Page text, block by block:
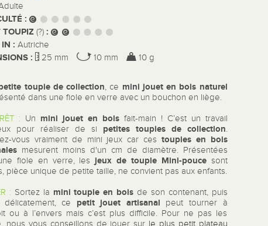
:
TOUPIZ(?) :
IN :Autriche
: 25 mm 10 mm 10 g
toupie de collection, ce mini jouet en bois naturel
dans une fiole en verre avec un bouchon en liège.
: Un mini jouet en boisfait-main ! C’est un travail
pour réaliser de si petites toupies de collection.
vous vraiment de mini jeux car ces toupies en bois
mesurent moins d'un cm de diamètre. Présentées
fiole en verre, les jeux de toupie Mini-poucesont
pièce unique de petite taille, ne convient pas aux enfants.
: Sortez la mini toupie en bois de son contenant, puis
délicatement, ce petit jouet artisanal peut tourner à
ou à l’envers mais c’est plus difficile. Pour ne pas les